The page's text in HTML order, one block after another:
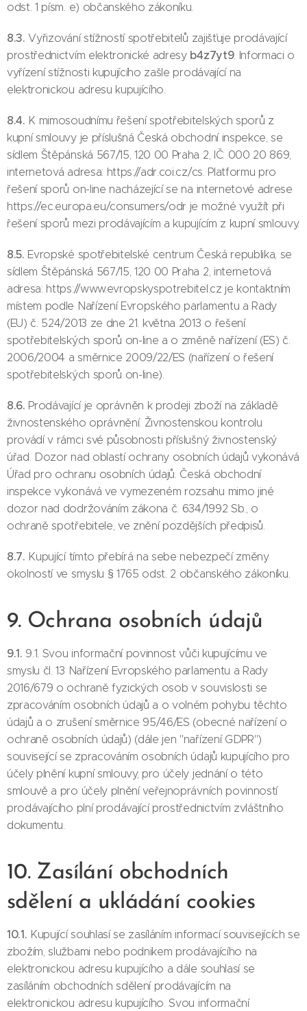
odst. 1 písm. e) občanského zákoníku.
8.3.Vyřizování stížností spotřebitelů zajišťuje prodávající
prostřednictvím elektronické adresy b4z7yt9. Informaci o
vyřízení stížnosti kupujícího zašle prodávající na
elektronickou adresu kupujícího.
8.4. K mimosoudnímu řešení spotřebitelských sporů z
kupní smlouvy je příslušná Česká obchodní inspekce, se
sídlem Štěpánská 567/15, 120 00 Praha 2, IČ: 000 20 869,
internetová adresa: https://adr.coi.cz/cs. Platformu pro
řešení sporů on-line nacházející se na internetové adrese
https://ec.europa.eu/consumers/odr je možné využít při
řešení sporů mezi prodávajícím a kupujícím z kupní smlouvy.
8.5. Evropské spotřebitelské centrum Česká republika, se
sídlem Štěpánská 567/15, 120 00 Praha 2, internetová
adresa: https://www.evropskyspotrebitel.cz je kontaktním
místem podle Nařízení Evropského parlamentu a Rady
(EU) č. 524/2013 ze dne 21. května 2013 o řešení
spotřebitelských sporů on-line a o změně nařízení (ES) č.
2006/2004 a směrnice 2009/22/ES (nařízení o řešení
spotřebitelských sporů on-line).
8.6. Prodávající je oprávněn k prodeji zboží na základě
živnostenského oprávnění. Živnostenskou kontrolu
provádí v rámci své působnosti příslušný živnostenský
úřad. Dozor nad oblastí ochrany osobních údajů vykonává
Úřad pro ochranu osobních údajů. Česká obchodní
inspekce vykonává ve vymezeném rozsahu mimo jiné
dozor nad dodržováním zákona č. 634/1992 Sb., o
ochraně spotřebitele, ve znění pozdějších předpisů.
8.7. Kupující tímto přebírá na sebe nebezpečí změny
okolností ve smyslu § 1765 odst. 2 občanského zákoníku.
9. Ochrana osobních údajů
9.1. 9.1. Svou informační povinnost vůči kupujícímu ve
smyslu čl. 13 Nařízení Evropského parlamentu a Rady
2016/679 o ochraně fyzických osob v souvislosti se
zpracováním osobních údajů a o volném pohybu těchto
údajů a o zrušení směrnice 95/46/ES (obecné nařízení o
ochraně osobních údajů) (dále jen "nařízení GDPR")
související se zpracováním osobních údajů kupujícího pro
účely plnění kupní smlouvy, pro účely jednání o této
smlouvě a pro účely plnění veřejnoprávních povinností
prodávajícího plní prodávající prostřednictvím zvláštního
dokumentu.
10. Zasílání obchodních
sdělení a ukládání cookies
10.1. Kupující souhlasí se zasíláním informací souvisejících se
zbožím, službami nebo podnikem prodávajícího na
elektronickou adresu kupujícího a dále souhlasí se
zasíláním obchodních sdělení prodávajícím na
elektronickou adresu kupujícího. Svou informační